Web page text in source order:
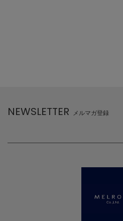
NEWSLETTER メルマガ登録